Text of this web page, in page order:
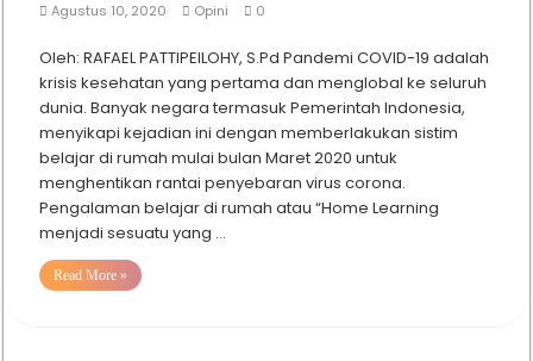
Agustus 10, 2020 Opini 0
Oleh: RAFAEL PATTIPEILOHY, S.Pd Pandemi COVID-19 adalah
krisis kesehatan yang pertama dan menglobal ke seluruh
dunia. Banyak negara termasuk Pemerintah Indonesia,
menyikapi kejadian ini dengan memberlakukan sistim
belajar di rumah mulai bulan Maret 2020 untuk
menghentikan rantai penyebaran virus corona.
Pengalaman belajar di rumah atau “Home Learning
menjadi sesuatu yang …
Read More »